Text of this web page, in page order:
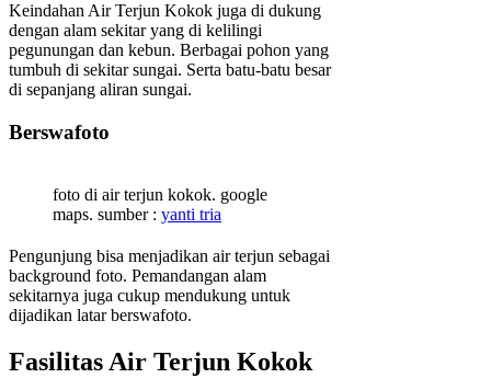
Keindahan Air Terjun Kokok juga di dukung
dengan alam sekitar yang di kelilingi
pegunungan dan kebun. Berbagai pohon yang
tumbuh di sekitar sungai. Serta batu-batu besar
di sepanjang aliran sungai.
Berswafoto
foto di air terjun kokok. google
maps. sumber : yanti tria
Pengunjung bisa menjadikan air terjun sebagai
background foto. Pemandangan alam
sekitarnya juga cukup mendukung untuk
dijadikan latar berswafoto.
Fasilitas Air Terjun Kokok